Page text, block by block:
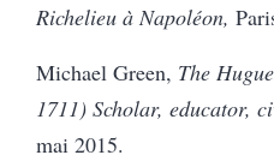
Richelieu à Napoléon,
Michael Green, The
1711) Scholar, educator,
mai 2015.